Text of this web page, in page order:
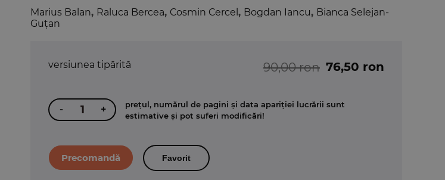
Marius Balan, Raluca Bercea, Cosmin Cercel , Bogdan Iancu, Bianca Selejan-
Guțan
versiunea tipărită 90,00 ron 76,50 ron
- +
prețul, numărul de pagini și data apariției lucrării sunt
estimative și pot suferi modificări!
Favorit